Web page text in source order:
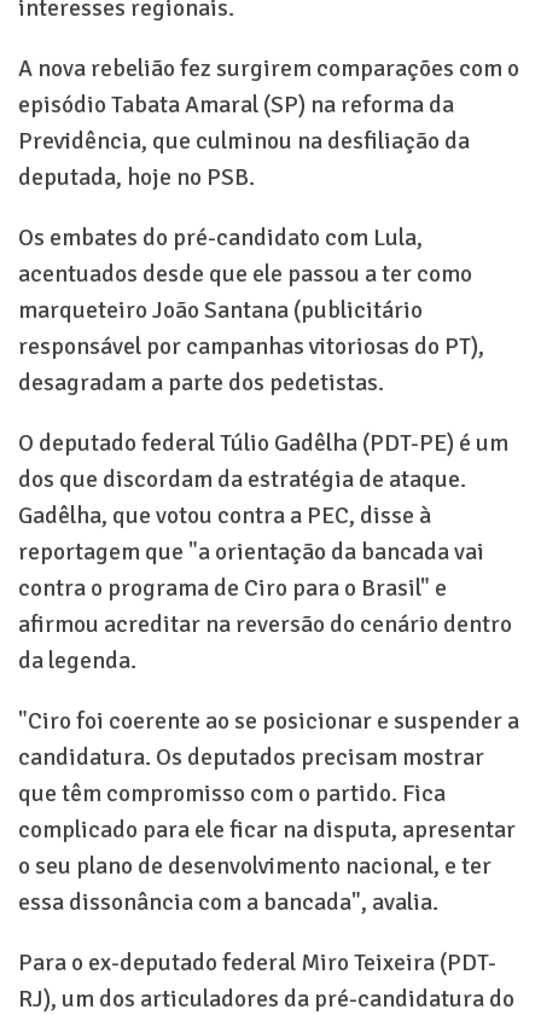
interesses regionais.
A nova rebelião fez surgirem comparações com o
episódio Tabata Amaral (SP) na reforma da
Previdência, que culminou na desfiliação da
deputada, hoje no PSB.
Os embates do pré-candidato com Lula,
acentuados desde que ele passou a ter como
marqueteiro João Santana (publicitário
responsável por campanhas vitoriosas do PT),
desagradam a parte dos pedetistas.
O deputado federal Túlio Gadêlha (PDT-PE) é um
dos que discordam da estratégia de ataque.
Gadêlha, que votou contra a PEC, disse à
reportagem que "a orientação da bancada vai
contra o programa de Ciro para o Brasil" e
afirmou acreditar na reversão do cenário dentro
da legenda.
"Ciro foi coerente ao se posicionar e suspender a
candidatura. Os deputados precisam mostrar
que têm compromisso com o partido. Fica
complicado para ele ficar na disputa, apresentar
o seu plano de desenvolvimento nacional, e ter
essa dissonância com a bancada", avalia.
Para o ex-deputado federal Miro Teixeira (PDT-
RJ), um dos articuladores da pré-candidatura do